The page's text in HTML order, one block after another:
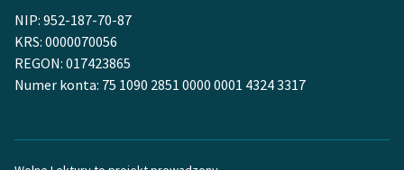
sprawozdania finansowe
Regulamin darowizn
NIP: 952-187-70-87
KRS: 0000070056
REGON: 017423865
Numer konta: 75 1090 2851 0000 0001 4324 3317